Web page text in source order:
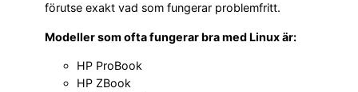
förutse exakt vad som fungerar problemfritt.
Modeller som ofta fungerar bra med Linux är:
HP ProBook
HP ZBook